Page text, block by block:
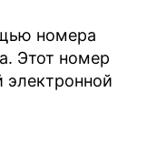
номера
Этот номер
электронной